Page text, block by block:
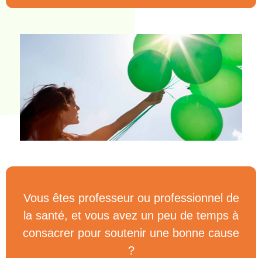
Vous êtes professeur ou professionnel de
la santé, et vous avez un peu de temps à
consacrer pour soutenir une bonne cause
?